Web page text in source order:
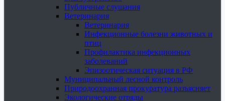
Публичные слушания
Ветеринария
Ветеринария
Инфекционные болезни животных и
птиц
Профилактика инфекционных
заболеваний
Эпизоотическая ситуация в РФ
Муниципальный лесной контроль
Природоохранная прокуратура разъясняет
Экологические отряды